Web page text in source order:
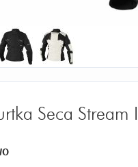
Seca Stream III